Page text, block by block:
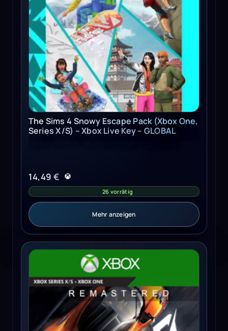
The Sims 4 Snowy Escape Pack (Xbox One,
Series X/S) – Xbox Live Key – GLOBAL
14,49 €
26 vorrätig
Mehr anzeigen
Need for Speed Hot Pursuit Remastered (Xbox Series X/